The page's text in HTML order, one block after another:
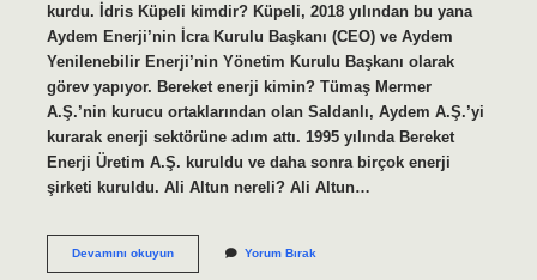
kurdu. İdris Küpeli kimdir? Küpeli, 2018 yılından bu yana
Aydem Enerji’nin İcra Kurulu Başkanı (CEO) ve Aydem
Yenilenebilir Enerji’nin Yönetim Kurulu Başkanı olarak
görev yapıyor. Bereket enerji kimin? Tümaş Mermer
A.Ş.’nin kurucu ortaklarından olan Saldanlı, Aydem A.Ş.’yi
kurarak enerji sektörüne adım attı. 1995 yılında Bereket
Enerji Üretim A.Ş. kuruldu ve daha sonra birçok enerji
şirketi kuruldu. Ali Altun nereli? Ali Altun…
Devamını okuyunAli
Yorum Bırak